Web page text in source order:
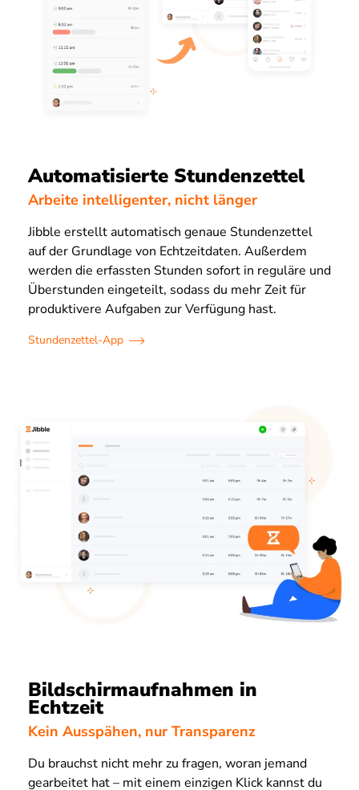
Automatisierte Stundenzettel
Arbeite intelligenter, nicht länger
Jibble erstellt automatisch genaue Stundenzettel
auf der Grundlage von Echtzeitdaten. Außerdem
werden die erfassten Stunden sofort in reguläre und
Überstunden eingeteilt, sodass du mehr Zeit für
produktivere Aufgaben zur Verfügung hast.
Stundenzettel-App
Bildschirmaufnahmen in
Echtzeit
Kein Ausspähen, nur Transparenz
Du brauchst nicht mehr zu fragen, woran jemand
gearbeitet hat – mit einem einzigen Klick kannst du